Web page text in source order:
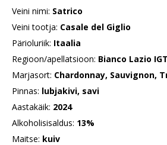
Veini nimi: Satrico
Veini tootja: Casale del Giglio
Pärioluriik: Itaalia
Regioon/apellatsioon: Bianco Lazio IGT
Marjasort: Chardonnay, Sauvignon,
Pinnas: lubjakivi, savi
Aastakäik: 2024
Alkoholisisaldus: 13%
Maitse: kuiv